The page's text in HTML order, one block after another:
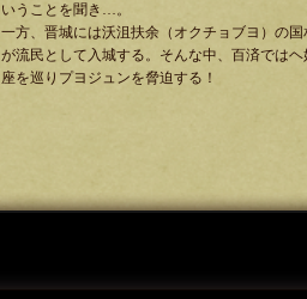
いうことを聞き…。
一方、晋城には沃沮扶余（オクチョブヨ）の
が流民として入城する。そんな中、百済では
座を巡りプヨジュンを脅迫する！